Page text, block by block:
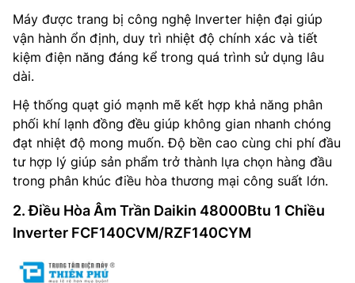
Máy được trang bị công nghệ Inverter hiện đại giúp
vận hành ổn định, duy trì nhiệt độ chính xác và tiết
kiệm điện năng đáng kể trong quá trình sử dụng lâu
dài.
Hệ thống quạt gió mạnh mẽ kết hợp khả năng phân
phối khí lạnh đồng đều giúp không gian nhanh chóng
đạt nhiệt độ mong muốn. Độ bền cao cùng chi phí đầu
tư hợp lý giúp sản phẩm trở thành lựa chọn hàng đầu
trong phân khúc điều hòa thương mại công suất lớn.
2. Điều Hòa Âm Trần Daikin 48000Btu 1 Chiều
Inverter FCF140CVM/RZF140CYM